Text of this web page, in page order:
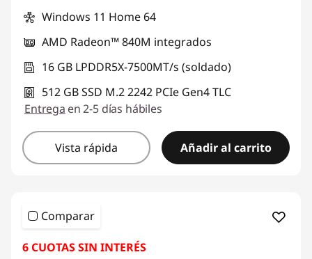
Windows 11 Home 64
AMD Radeon™ 840M integrados
16 GB LPDDR5X-7500MT/s (soldado)
512 GB SSD M.2 2242 PCIe Gen4 TLC
Entrega en 2-5 días hábiles
Vista rápida Añadir al carrito
Comparar
6 CUOTAS SIN INTERÉS